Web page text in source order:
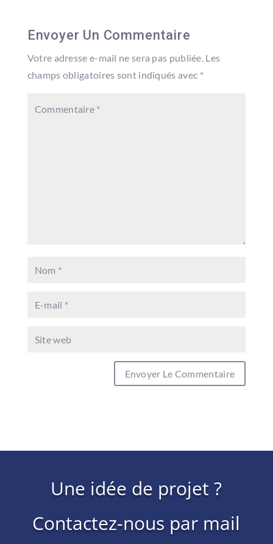
Envoyer Un Commentaire
Votre adresse e-mail ne sera pas publiée. Les
champs obligatoires sont indiqués avec *
Une idée de projet ?
Contactez-nous par mail